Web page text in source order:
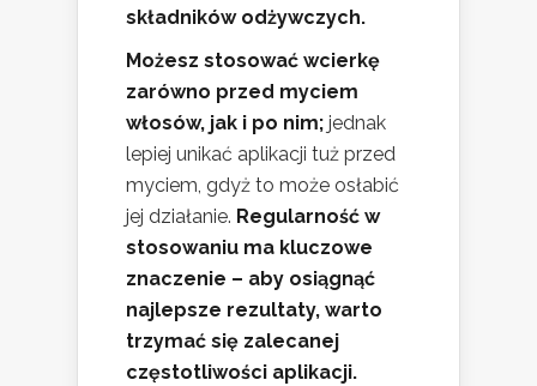
składników odżywczych.
Możesz stosować wcierkę
zarówno przed myciem
włosów, jak i po nim; jednak
lepiej unikać aplikacji tuż przed
myciem, gdyż to może osłabić
jej działanie. Regularność w
stosowaniu ma kluczowe
znaczenie – aby osiągnąć
najlepsze rezultaty, warto
trzymać się zalecanej
częstotliwości aplikacji.